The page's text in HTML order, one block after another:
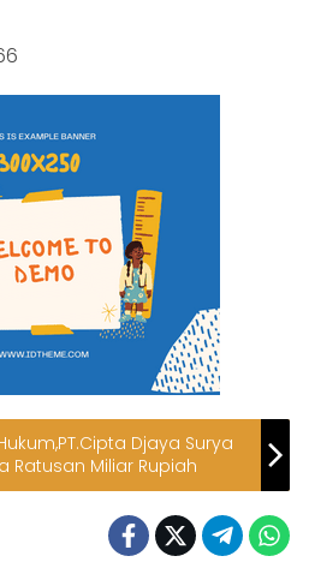
Djaya Surya
Ratusan Miliar Rupiah